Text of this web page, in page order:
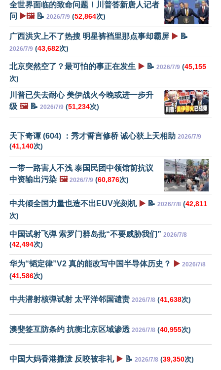
全世界面临的致命问题！川普答新唐人记者
问 ▶️🖼️📝 2026/7/9 (52,864次)
广西洪灾上不了热搜 明星裤裆里那点事却霸屏 ▶️ 📝
2026/7/9 (43,682次)
北京突然空了？最可怕的事正在发生 ▶️ 📝 2026/7/9 (45,155
次)
川普已失去耐心 美伊战火今晚或进一步升
级 🖼️📝 2026/7/9 (51,234次)
天下奇谭 (604) ：秀才誓言修桥 诚心获上天相助 2026/7/9
(41,140次)
一带一路害人不浅 泰国民团中领馆前抗议
中资输出污染 🖼️ 2026/7/9 (60,876次)
中共倾全国力量也造不出EUV光刻机 ▶️ 📝 2026/7/8 (42,811
次)
中国试射飞弹 索罗门群岛批“不要威胁我们” 2026/7/8
(42,494次)
华为“韬定律”V2 真的能改写中国半导体历史？ ▶️ 2026/7/8
(41,586次)
中共潜射核弹试射 太平洋邻国谴责 2026/7/8 (41,638次)
澳斐签互防条约 抗衡北京区域渗透 2026/7/8 (40,955次)
中国大妈香港撒泼 反咬被非礼 ▶️ 📝 2026/7/8 (39,350次)